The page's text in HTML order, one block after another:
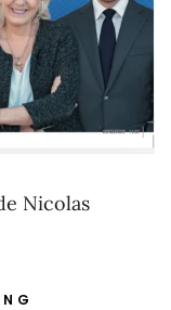
Nicolas